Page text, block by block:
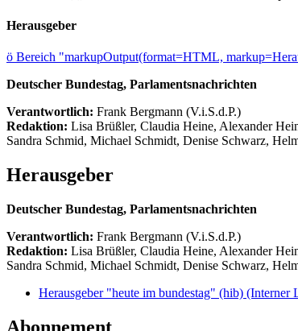
Herausgeber
ö Bereich "markupOutput(format=HTML,
Deutscher Bundestag, Parlamentsnachrichten
Verantwortlich: Frank Bergmann (V.i.S.d.P.)
Redaktion: Lisa Brüßler, Claudia Heine, Alexander
Sandra Schmid, Michael Schmidt, Denise Schwarz,
Herausgeber
Deutscher Bundestag, Parlamentsnachrichten
Verantwortlich: Frank Bergmann (V.i.S.d.P.)
Redaktion: Lisa Brüßler, Claudia Heine, Alexander
Sandra Schmid, Michael Schmidt, Denise Schwarz,
Herausgeber "heute im bundestag" (hib) (Interner